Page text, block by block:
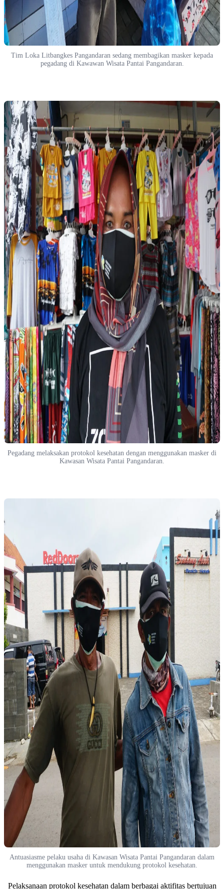
Tim Loka Litbangkes Pangandaran sedang membagikan masker kepada
pegadang di Kawawan Wisata Pantai Pangandaran.
Pegadang melaksakan protokol kesehatan dengan menggunakan masker di
Kawasan Wisata Pantai Pangandaran.
Antuasiasme pelaku usaha di Kawasan Wisata Pantai Pangandaran dalam
menggunakan masker untuk mendukung protokol kesehatan.
Pelaksanaan protokol kesehatan dalam berbagai aktifitas bertujuan